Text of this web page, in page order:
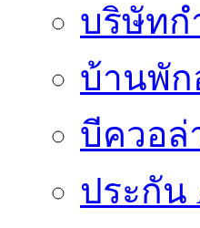
บริษัทก
บ้านพัก
บีควอล่
ประกัน